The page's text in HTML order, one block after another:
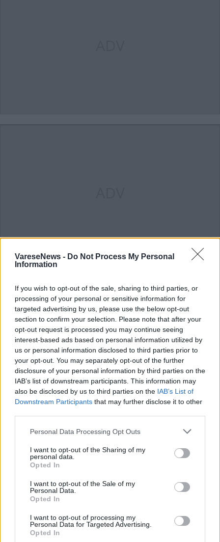
VareseNews - Do Not Process My Personal
Information
If you wish to opt-out of the sale, sharing to third parties, or
processing of your personal or sensitive information for
targeted advertising by us, please use the below opt-out
section to confirm your selection. Please note that after your
opt-out request is processed you may continue seeing
interest-based ads based on personal information utilized by
us or personal information disclosed to third parties prior to
your opt-out. You may separately opt-out of the further
disclosure of your personal information by third parties on the
IAB’s list of downstream participants. This information may
also be disclosed by us to third parties on the IAB’s List of
Downstream Participants that may further disclose it to other
Personal Data Processing Opt Outs
I want to opt-out of the Sharing of my
personal data.
Opted In
I want to opt-out of the Sale of my
Personal Data.
Opted In
I want to opt-out of processing my
Personal Data for Targeted Advertising.
Opted In
Commenti
Accedioregistratiper commentare questo
articolo.
L'email è richiesta ma non verrà mostrata ai visitatori. Il contenuto di questo
commento esprime il pensiero dell'autore e non rappresenta la linea editoriale
di VareseNews.it, che rimane autonoma e indipendente. I messaggi inclusi nei
commenti non sono testi giornalistici, ma post inviati dai singoli lettori che
possono essere automaticamente pubblicati senza filtro preventivo. I commenti
che includano uno o più link a siti esterni verranno rimossi in automatico dal
ADV